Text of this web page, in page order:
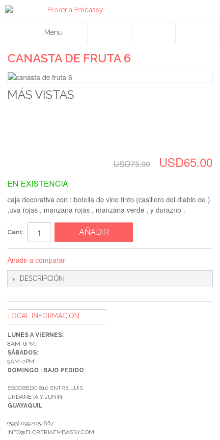
Menu
CANASTA DE FRUTA 6
MÁS VISTAS
USD75.00 USD65.00
EN EXISTENCIA
caja decorativa con : botella de vino tinto (casillero del diablo de )
,uva rojas , manzana rojas , manzana verde , y durazno .
Cant: AÑADIR
Añadir a comparar
DESCRIPCIÓN
LOCAL INFORMACION
LUNES A VIERNES:
8AM-6PM.
SÁBADOS:
9AM-2PM
DOMINGO : BAJO PEDIDO
ESCOBEDO 810 ENTRE LUIS
URDANETA Y JUNIN
GUAYAQUIL
(593) 0992054867
INFO@FLORERIAEMBASSY.COM